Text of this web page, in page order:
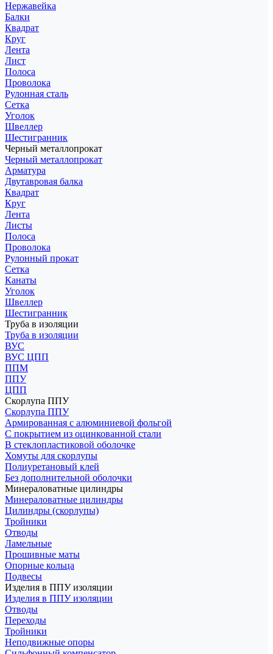
Нержавейка
Балки
Квадрат
Круг
Лента
Лист
Полоса
Проволока
Рулонная сталь
Сетка
Уголок
Швеллер
Шестигранник
Черный металлопрокат
Черный металлопрокат
Арматура
Двутавровая балка
Квадрат
Круг
Лента
Листы
Полоса
Проволока
Рулонный прокат
Сетка
Канаты
Уголок
Швеллер
Шестигранник
Труба в изоляции
Труба в изоляции
ВУС
ВУС ЦПП
ППМ
ППУ
ЦПП
Скорлупа ППУ
Скорлупа ППУ
Армированная с алюминиевой фольгой
С покрытием из оцинкованной стали
В стеклопластиковой оболочке
Хомуты для скорлупы
Полиуретановый клей
Без дополнительной оболочки
Минераловатные цилиндры
Минераловатные цилиндры
Цилиндры (скорлупы)
Тройники
Отводы
Ламельные
Прошивные маты
Опорные кольца
Подвесы
Изделия в ППУ изоляции
Изделия в ППУ изоляции
Отводы
Переходы
Тройники
Неподвижные опоры